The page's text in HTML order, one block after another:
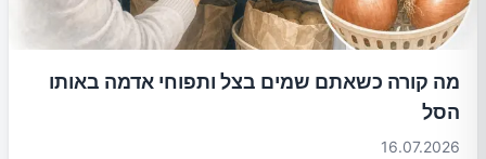
מה קורה כשאתם שמים בצל ותפוחי אדמה באותו
הסל
16.07.2026